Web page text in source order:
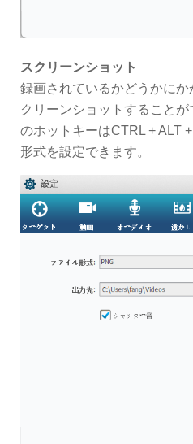
スクリーンショット
録画されているかどうかに
クリーンショットすること
のホットキーはCTRL + ALT
形式を設定できます。